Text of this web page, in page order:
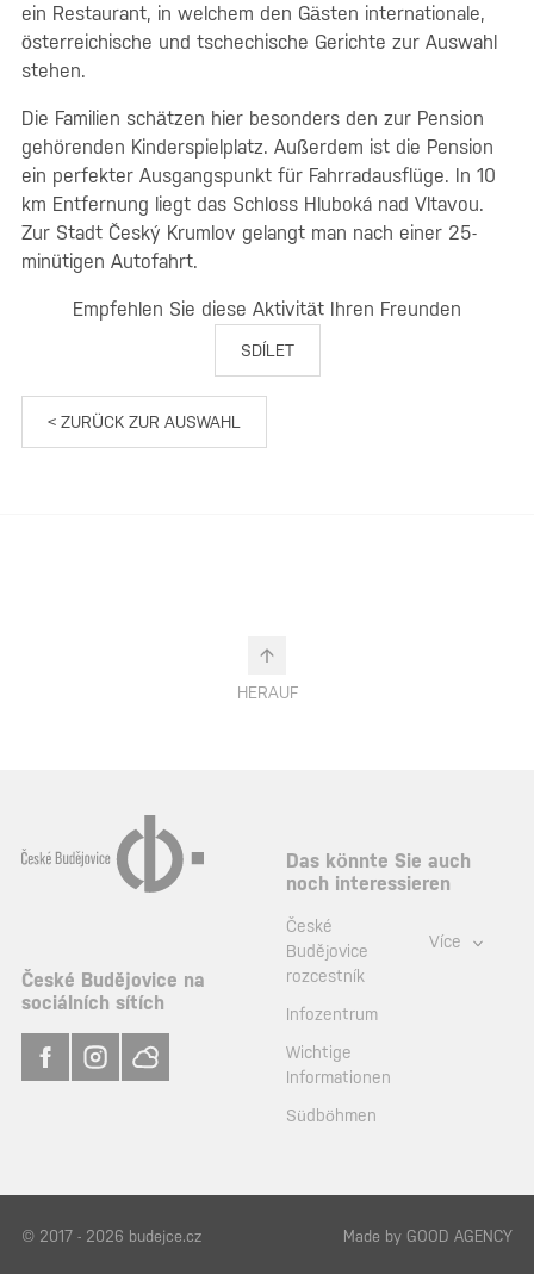
ein Restaurant, in welchem den Gästen internationale,
österreichische und tschechische Gerichte zur Auswahl
stehen.
Die Familien schätzen hier besonders den zur Pension
gehörenden Kinderspielplatz. Außerdem ist die Pension
ein perfekter Ausgangspunkt für Fahrradausflüge. In 10
km Entfernung liegt das Schloss Hluboká nad Vltavou.
Zur Stadt Český Krumlov gelangt man nach einer 25-
minütigen Autofahrt.
Empfehlen Sie diese Aktivität Ihren Freunden
SDÍLET
< ZURÜCK ZUR AUSWAHL
HERAUF
České Budějovice na
sociálních sítích
Das könnte Sie auch
noch interessieren
České
Budějovice
rozcestník
Infozentrum
Wichtige
Informationen
Südböhmen
Více
© 2017 - 2026 budejce.cz Made by GOOD AGENCY